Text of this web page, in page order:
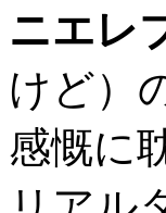
ニエレ
けど）
感慨に